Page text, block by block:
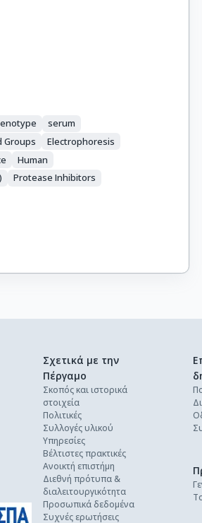
serum
Groups
Electrophoresis
Human
Protease Inhibitors
Σχετικά με την
Πέργαμο
Σκοπός και ιστορικά
στοιχεία
Πολιτικές
Συλλογές υλικού
Υπηρεσίες
Βέλτιστες πρακτικές
Ανοικτή επιστήμη
Διεθνή πρότυπα &
διαλειτουργικότητα
Προσωπικά δεδομένα
Συχνές ερωτήσεις